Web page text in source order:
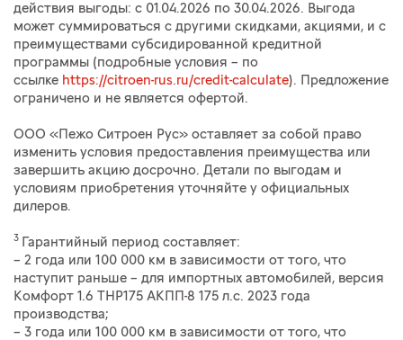
действия выгоды: с 01.04.2026 по 30.04.2026. Выгода
может суммироваться с другими скидками, акциями, и с
преимуществами субсидированной кредитной
программы (подробные условия – по
ссылке https://citroen-rus.ru/credit-calculate). Предложение
ограничено и не является офертой.
ООО «Пежо Ситроен Рус» оставляет за собой право
изменить условия предоставления преимущества или
завершить акцию досрочно. Детали по выгодам и
условиям приобретения уточняйте у официальных
дилеров.
3 Гарантийный период составляет:
– 2 года или 100 000 км в зависимости от того, что
наступит раньше – для импортных автомобилей, версия
Комфорт 1.6 THP175 АКПП-8 175 л.с. 2023 года
производства;
– 3 года или 100 000 км в зависимости от того, что